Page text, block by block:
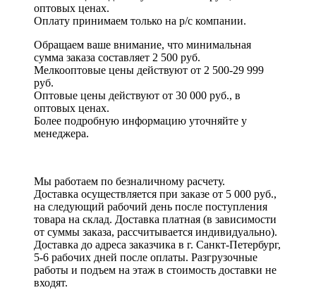
оптовых ценах.
Оплату принимаем только на р/с компании.
Обращаем ваше внимание, что минимальная
сумма заказа составляет 2 500 руб.
Мелкооптовые цены действуют от 2 500-29 999
руб.
Оптовые цены действуют от 30 000 руб., в
оптовых ценах.
Более подробную информацию уточняйте у
менеджера.
Мы работаем по безналичному расчету.
Доставка осуществляется при заказе от 5 000 руб.,
на следующий рабочий день после поступления
товара на склад. Доставка платная (в зависимости
от суммы заказа, рассчитывается индивидуально).
Доставка до адреса заказчика в г. Санкт-Петербург,
5-6 рабочих дней после оплаты. Разгрузочные
работы и подъем на этаж в стоимость доставки не
входят.